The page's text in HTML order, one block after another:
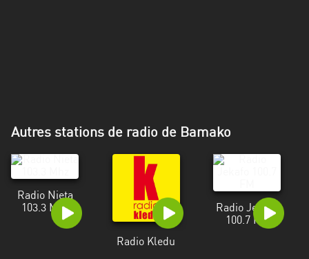
Autres stations de radio de Bamako
Radio Nieta
103.3 Mhz
Radio Kledu
Radio Jekafo
100.7 FM